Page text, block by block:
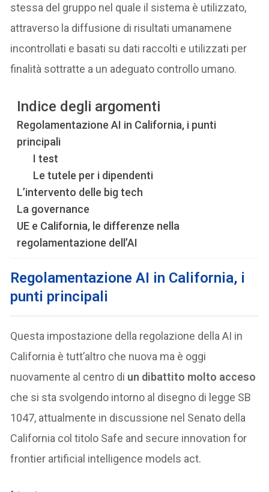
stessa del gruppo nel quale il sistema è utilizzato,
attraverso la diffusione di risultati umanamene
incontrollati e basati su dati raccolti e utilizzati per
finalità sottratte a un adeguato controllo umano.
Indice degli argomenti
Regolamentazione AI in California, i punti
principali
I test
Le tutele per i dipendenti
L’intervento delle big tech
La governance
UE e California, le differenze nella
regolamentazione dell’AI
Regolamentazione AI in California, i
punti principali
Questa impostazione della regolazione della AI in
California è tutt’altro che nuova ma è oggi
nuovamente al centro di un dibattito molto acceso
che si sta svolgendo intorno al disegno di legge SB
1047, attualmente in discussione nel Senato della
California col titolo Safe and secure innovation for
frontier artificial intelligence models act.